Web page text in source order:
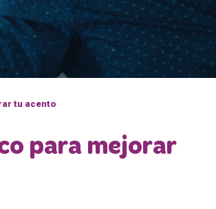
tu acento
para mejorar